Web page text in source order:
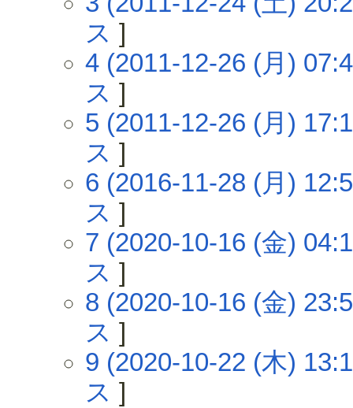
ス ]
4 (2011-12-26 (月)
ス ]
5 (2011-12-26 (月)
ス ]
6 (2016-11-28 (月)
ス ]
7 (2020-10-16 (金)
ス ]
8 (2020-10-16 (金)
ス ]
9 (2020-10-22 (木)
ス ]